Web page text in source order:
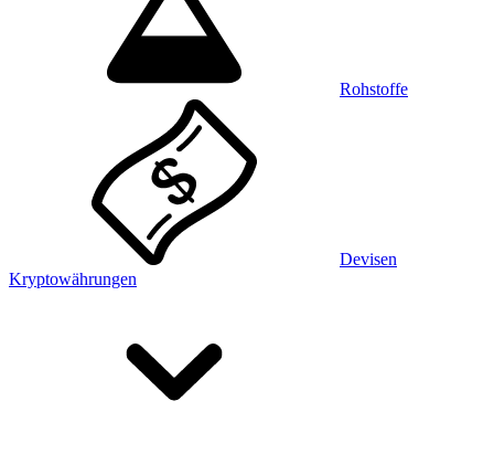
Rohstoffe
Devisen
Kryptowährungen